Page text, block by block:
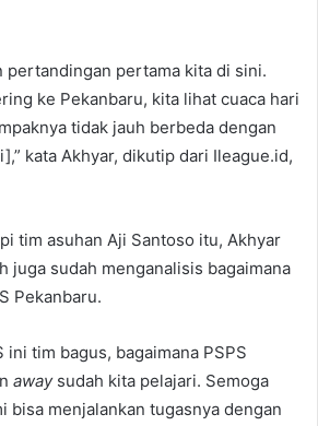
pertandingan pertama kita di sini.
ke Pekanbaru, kita lihat cuaca hari
tidak jauh berbeda dengan
kata Akhyar, dikutip dari Ileague.id,
tim asuhan Aji Santoso itu, Akhyar
juga sudah menganalisis bagaimana
Pekanbaru.
ini tim bagus, bagaimana PSPS
awaysudah kita pelajari. Semoga
bisa menjalankan tugasnya dengan